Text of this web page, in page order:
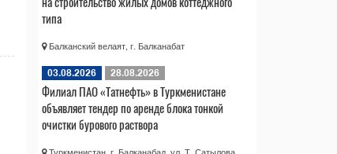
типа
Балканский велаят, г. Балканабат
03.08.2026 28.08.2026
Филиал ПАО «Татнефть» в Туркменистане
объявляет тендер по аренде блока тонкой
очистки бурового раствора